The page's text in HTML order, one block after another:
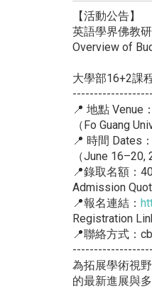
【活動公告】
英語學界佛教
Overview of
大學部16+2課
📍 地點 Venue
（Fo Guang
📍 時間 Dates
（June 16–20,
📍錄取名額：
Admission
📍報名連結：
Registration
📍聯絡方式：
為拓展學術視
的最新進展與多